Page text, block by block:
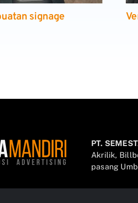
signage
PT.
Akrilik,
pasang